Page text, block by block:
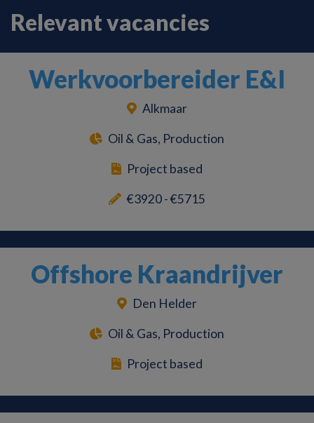
Relevant vacancies
Werkvoorbereider E&I
Alkmaar
Oil & Gas, Production
Project based
€3920 - €5715
Offshore Kraandrijver
Den Helder
Oil & Gas, Production
Project based